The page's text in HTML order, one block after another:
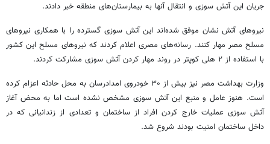
جریان این آتش سوزی و انتقال آنها به بیمارستان‌های منطقه خبر دادند.
نیروهای آتش نشان موفق شده‌اند این آتش سوزی گسترده را با همکاری نیروهای
مسلح مصر مهار کنند. رسانه‌های مصری اعلام کردند که نیروهای مسلح این کشور
با استفاده از ۲ هلی کوپتر در روند مهار کردن آتش سوزی مشارکت کردند.
وزارت بهداشت مصر نیز بیش از ۳۰ خودروی امدادرسان به محل حادثه اعزام کرده
است. هنوز عامل و منبع این آتش سوزی مشخص نشده است اما به محض آغاز
آتش سوزی عملیات خارج کردن افراد از ساختمان و تعدادی از زندانیانی که در
داخل ساختمان امنیت بودند شروع شد.